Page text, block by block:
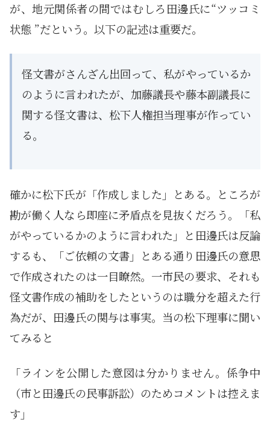
が、地元関係者の間ではむしろ田邊氏に“ツッコミ
状態 ”だという。以下の記述は重要だ。
怪文書がさんざん出回って、私がやっているか
のように言われたが、加藤議長や藤本副議長に
関する怪文書は、松下人権担当理事が作ってい
る。
確かに松下氏が「作成しました」とある。ところが
勘が働く人なら即座に矛盾点を見抜くだろう。「私
がやっているかのように言われた」と田邊氏は反論
するも、「ご依頼の文書」とある通り田邊氏の意思
で作成されたのは一目瞭然。一市民の要求、それも
怪文書作成の補助をしたというのは職分を超えた行
為だが、田邊氏の関与は事実。当の松下理事に聞い
てみると
「ラインを公開した意図は分かりません。係争中
（市と田邊氏の民事訴訟）のためコメントは控えま
す」